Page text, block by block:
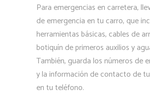
Para emergencias en carretera,
de emergencia en tu carro, que
herramientas básicas, cables de
botiquín de primeros auxilios y
También, guarda los números de
y la información de contacto de
en tu teléfono.